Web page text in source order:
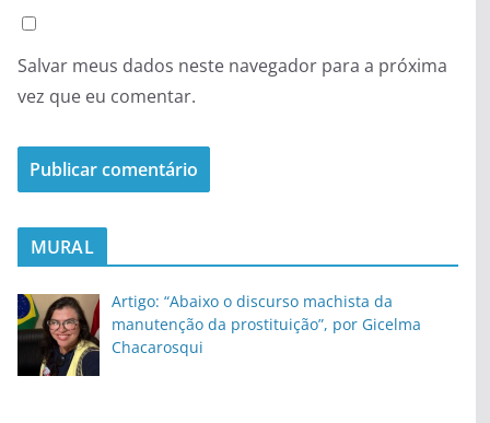
Salvar meus dados neste navegador para a próxima
vez que eu comentar.
MURAL
Artigo: “Abaixo o discurso machista da
manutenção da prostituição”, por Gicelma
Chacarosqui